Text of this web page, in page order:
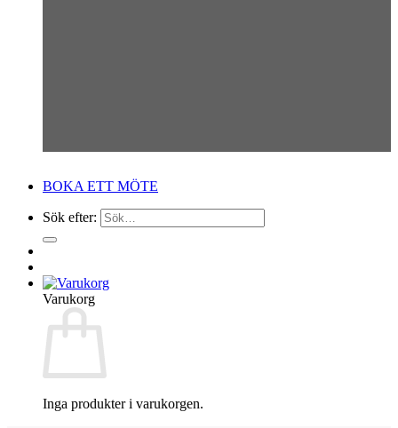
BOKA ETT MÖTE
Sök efter:
Varukorg
Inga produkter i varukorgen.